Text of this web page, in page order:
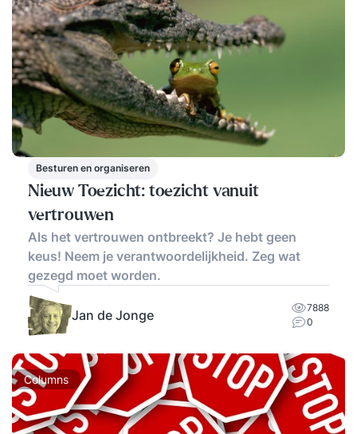
Besturen en organiseren
Nieuw Toezicht: toezicht vanuit
vertrouwen
Als het vertrouwen ontbreekt? Je hebt geen
keus! Neem je verantwoordelijkheid. Zeg wat
gezegd moet worden.
Jan de Jonge
7888
0
Columns